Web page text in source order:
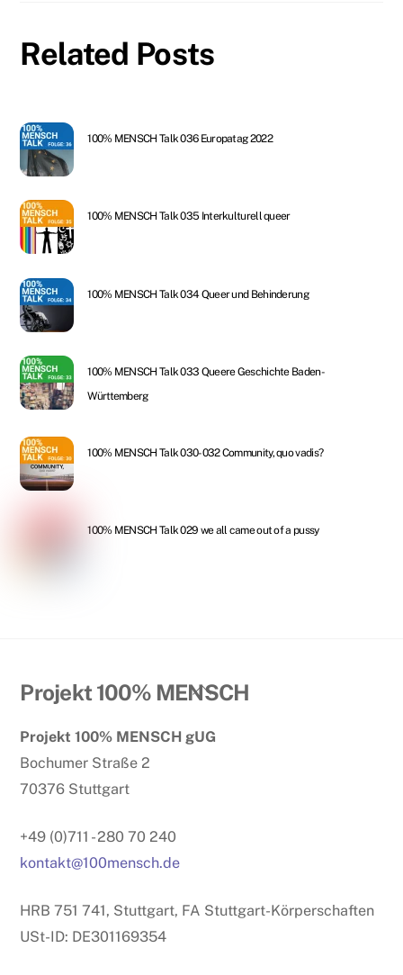
Related Posts
100% MENSCH Talk 036 Europatag 2022
100% MENSCH Talk 035 Interkulturell queer
100% MENSCH Talk 034 Queer und Behinderung
100% MENSCH Talk 033 Queere Geschichte Baden-
Württemberg
100% MENSCH Talk 030-032 Community, quo vadis?
100% MENSCH Talk 029 we all came out of a pussy
Back
Top
Projekt 100% MENSCH
Projekt 100% MENSCH gUG
Bochumer Straße 2
70376 Stuttgart
+49 (0)711 - 280 70 240
kontakt@100mensch.de
HRB 751 741, Stuttgart, FA Stuttgart-Körperschaften
USt-ID: DE301169354